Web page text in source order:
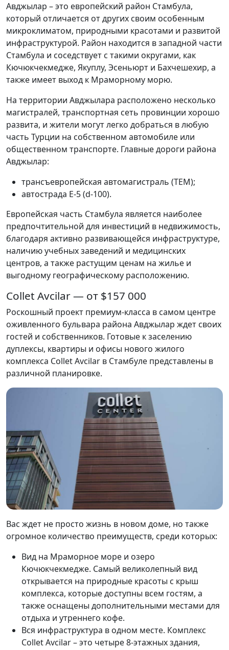
Авджылар – это европейский район Стамбула,
который отличается от других своим особенным
микроклиматом, природными красотами и развитой
инфраструктурой. Район находится в западной части
Стамбула и соседствует с такими округами, как
Кючюкчекмедже, Якуплу, Эсеньюрт и Бахчешехир, а
также имеет выход к Мраморному морю.
На территории Авджылара расположено несколько
магистралей, транспортная сеть провинции хорошо
развита, и жители могут легко добраться в любую
часть Турции на собственном автомобиле или
общественном транспорте. Главные дороги района
Авджылар:
трансъевропейская автомагистраль (TEM);
автострада E-5 (d-100).
Европейская часть Стамбула является наиболее
предпочтительной для инвестиций в недвижимость,
благодаря активно развивающейся инфраструктуре,
наличию учебных заведений и медицинских
центров, а также растущим ценам на жилье и
выгодному географическому расположению.
Collet Avcilar — от $157 000
Роскошный проект премиум-класса в самом центре
оживленного бульвара района Авджылар ждет своих
гостей и собственников. Готовые к заселению
дуплексы, квартиры и офисы нового жилого
комплекса Collet Avcilar в Стамбуле представлены в
различной планировке.
Вас ждет не просто жизнь в новом доме, но также
огромное количество преимуществ, среди которых:
Вид на Мраморное море и озеро
Кючюкчекмедже. Самый великолепный вид
открывается на природные красоты с крыш
комплекса, которые доступны всем гостям, а
также оснащены дополнительными местами для
отдыха и утреннего кофе.
Вся инфраструктура в одном месте. Комплекс
Collet Avcilar – это четыре 8-этажных здания,